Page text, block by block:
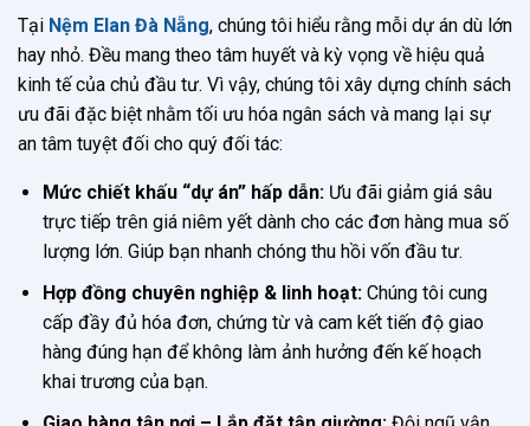
Tại Nệm Elan Đà Nẵng, chúng tôi hiểu rằng mỗi dự án dù lớn
hay nhỏ. Đều mang theo tâm huyết và kỳ vọng về hiệu quả
kinh tế của chủ đầu tư. Vì vậy, chúng tôi xây dựng chính sách
ưu đãi đặc biệt nhằm tối ưu hóa ngân sách và mang lại sự
an tâm tuyệt đối cho quý đối tác:
Mức chiết khấu “dự án” hấp dẫn:Ưu đãi giảm giá sâu
trực tiếp trên giá niêm yết dành cho các đơn hàng mua số
lượng lớn. Giúp bạn nhanh chóng thu hồi vốn đầu tư.
Hợp đồng chuyên nghiệp & linh hoạt:Chúng tôi cung
cấp đầy đủ hóa đơn, chứng từ và cam kết tiến độ giao
hàng đúng hạn để không làm ảnh hưởng đến kế hoạch
khai trương của bạn.